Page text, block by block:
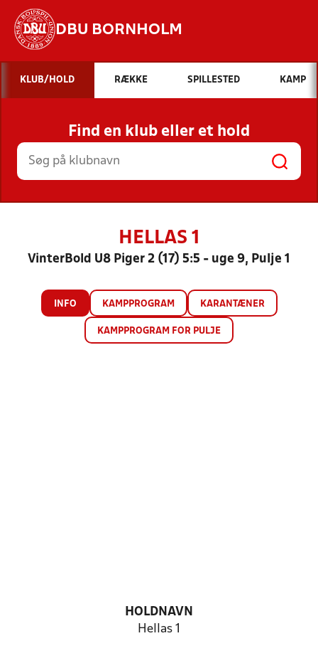
DBU BORNHOLM
Hvad vil du søge efter?
INDHOLD OG NYHEDER
STILLINGER, RESULTATER, KLUBBER OG
HOLD
KLUB/HOLD RÆKKE SPILLESTED KAMP
Find en klub eller et hold
HELLAS 1
VinterBold U8 Piger 2 (17) 5:5 - uge 9, Pulje 1
INFO KAMPPROGRAM KARANTÆNER
KAMPPROGRAM FOR PULJE
HOLDNAVN
Hellas 1